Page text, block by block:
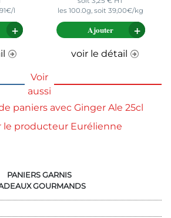
l
les 100.0g, soit 39,00€/kg
Ajouter
voir le détail
Voir
aussi
paniers avec Ginger Ale 25cl
le producteur Eurélienne
PANIERS GARNIS
GOURMANDS